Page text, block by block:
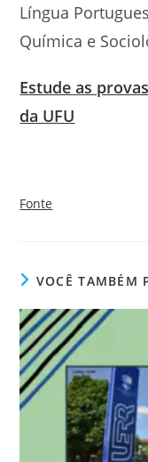
Língua
Química e
Estude as
da UFU
Fonte
VOCÊ TAMBÉM